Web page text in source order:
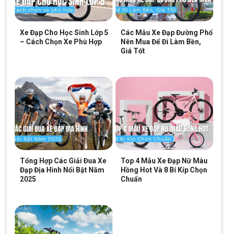
Đệm yên xe đạp Raca có thiết kế công thái học hiện đại
Dễ dàng lắp đặt
Việc lắp đặt đệm Raca vô cùng đơn giản.
Không cần dụng cụ, chỉ việc đặt vào và siết dây rút là
xong.
Phù hợp cho hầu hết các loại yên xe đạp như: MTB,
Xe Đạp Cho Học Sinh Lớp 5
– Cách Chọn Xe Phù Hợp
Các Mẫu Xe Đạp Đường Phố
Nên Mua Để Đi Làm Bền,
Giá Tốt
Tổng Hợp Các Giải Đua Xe
Đạp Địa Hình Nổi Bật Năm
2025
Top 4 Mẫu Xe Đạp Nữ Màu
Hồng Hot Và 8 Bí Kíp Chọn
Chuẩn